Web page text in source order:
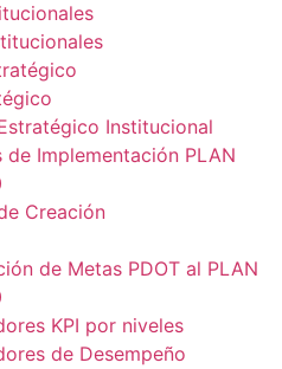
Institucional
de Implementación PLAN
Creación
de Metas PDOT al PLAN
KPI por niveles
de Desempeño